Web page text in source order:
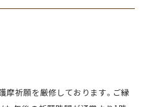
摩祈願を厳修しております。ご縁